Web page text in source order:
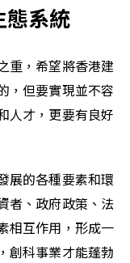
態系統
重，希望將香港建
，但要實現並不容
人才，更要有良好
展的各種要素和環
者、政府政策、法
相互作用，形成一
創科事業才能蓬勃